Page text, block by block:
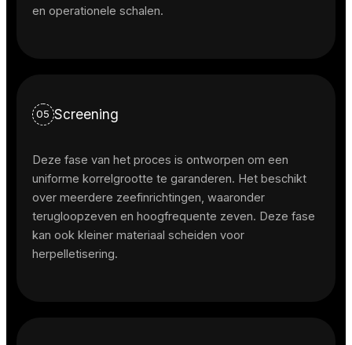
en operationele schalen.
05 Screening
Deze fase van het proces is ontworpen om een
uniforme korrelgrootte te garanderen. Het beschikt
over meerdere zeefinrichtingen, waaronder
terugloopzeven en hoogfrequente zeven. Deze fase
kan ook kleiner materiaal scheiden voor
herpelletisering.